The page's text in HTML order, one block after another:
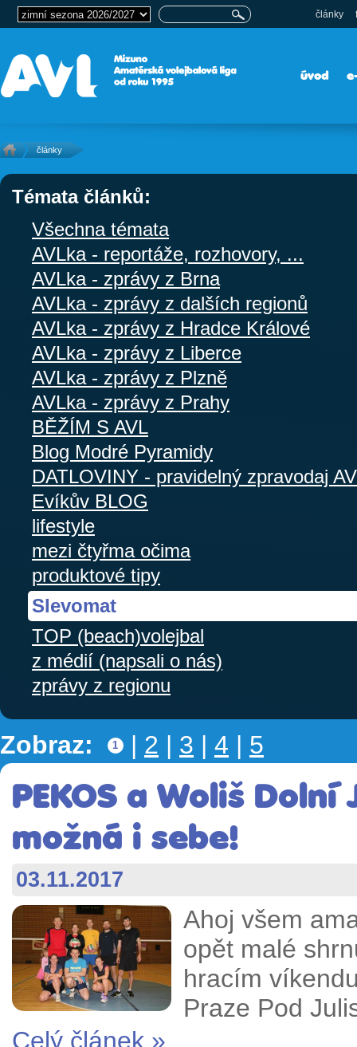
články
úvod
články
Témata článků:
Všechna témata
AVLka - reportáže, rozhovory, ...
AVLka - zprávy z Brna
AVLka - zprávy z dalších regionů
AVLka - zprávy z Hradce Králové
AVLka - zprávy z Liberce
AVLka - zprávy z Plzně
AVLka - zprávy z Prahy
BĚŽÍM S AVL
Blog Modré Pyramidy
DATLOVINY - pravidelný zpravodaj
Evíkův BLOG
lifestyle
mezi čtyřma očima
produktové tipy
Slevomat
TOP (beach)volejbal
z médií (napsali o nás)
zprávy z regionu
Zobraz: 1 | 2 | 3 | 4 | 5
PEKOS a Woliš
možná i sebe!
03.11.2017
Ahoj všem
opět malé
hracím
Praze Pod
Celý článek »